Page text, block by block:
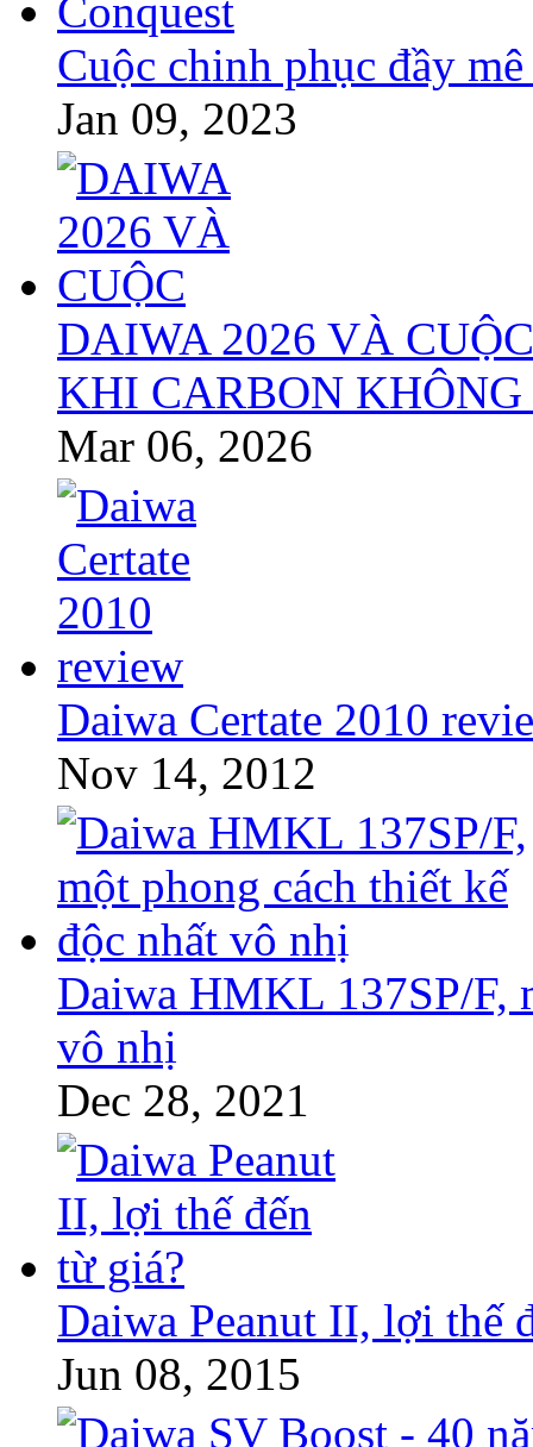
Cuộc chinh phục đầy
Jan 09, 2023
DAIWA 2026 VÀ
KHI CARBON
Mar 06, 2026
Daiwa Certate 2010
Nov 14, 2012
Daiwa HMKL 137SP/F,
vô nhị
Dec 28, 2021
Daiwa Peanut II, lợi thế
Jun 08, 2015